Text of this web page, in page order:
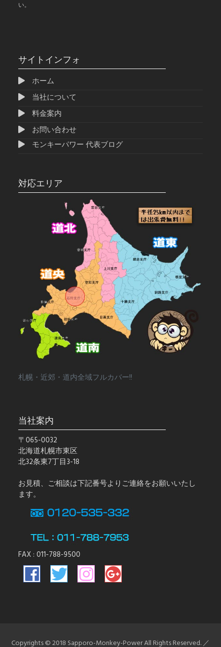
い。
サイトインフォ
ホーム
当社について
料金案内
お問い合わせ
モンキーパワー 代表ブログ
対応エリア
札幌・近郊・道内全域フルカバー!!
当社案内
〒065-0032
北海道札幌市東区
北32条東7丁目3-18
お見積、ご相談は下記番号よりご連絡をお願いいたし
ます。
FAX : 011-788-9500
Copyrights © 2018 Sapporo-Monkey-Power All Rights Reserved. ／